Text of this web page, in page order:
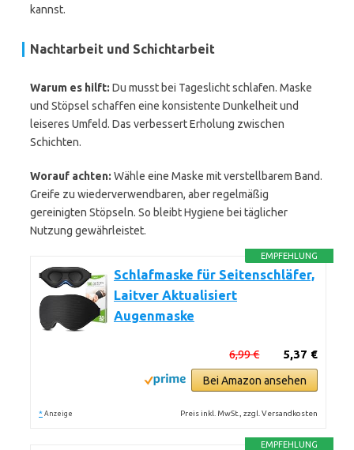
kannst.
Nachtarbeit und Schichtarbeit
Warum es hilft: Du musst bei Tageslicht schlafen. Maske
und Stöpsel schaffen eine konsistente Dunkelheit und
leiseres Umfeld. Das verbessert Erholung zwischen
Schichten.
Worauf achten: Wähle eine Maske mit verstellbarem Band.
Greife zu wiederverwendbaren, aber regelmäßig
gereinigten Stöpseln. So bleibt Hygiene bei täglicher
Nutzung gewährleistet.
EMPFEHLUNG
Schlafmaske für Seitenschläfer,
Laitver Aktualisiert
Augenmaske
5,37 €
6,99 €
Bei Amazon ansehen
* Anzeige Preis inkl. MwSt., zzgl. Versandkosten
EMPFEHLUNG